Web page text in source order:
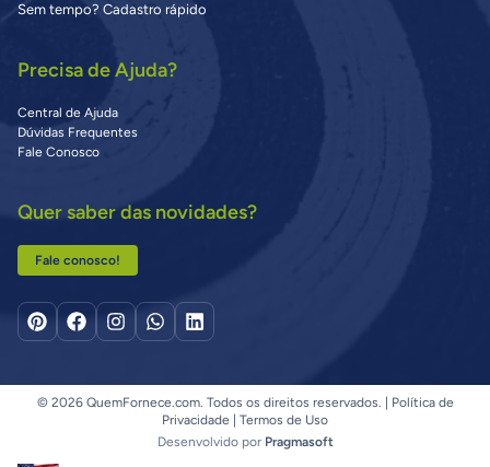
Sem tempo? Cadastro rápido
Precisa de Ajuda?
Central de Ajuda
Dúvidas Frequentes
Fale Conosco
Quer saber das novidades?
Fale conosco!
© 2026 QuemFornece.com. Todos os direitos reservados. |
Política de
Privacidade
Termos de Uso
Desenvolvido por Pragmasoft